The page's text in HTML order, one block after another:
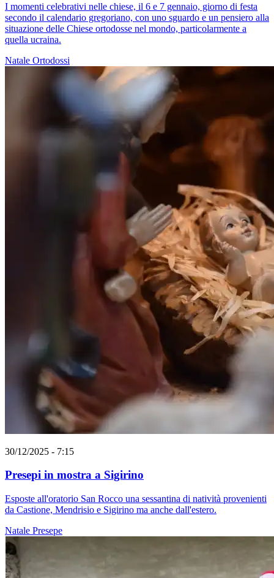
I momenti celebrativi nelle chiese, il 6 e 7 gennaio, giorno di festa
secondo il calendario gregoriano, con uno sguardo e un pensiero alla
situazione delle Chiese ortodosse nel mondo, particolarmente a
quella ucraina.
Natale Ortodossi
30/12/2025 - 7:15
Presepi in mostra a Sigirino
Esposte all'oratorio San Rocco una sessantina di natività provenienti
da Castione, Mendrisio e Sigirino ma anche dall'estero.
Natale Presepe